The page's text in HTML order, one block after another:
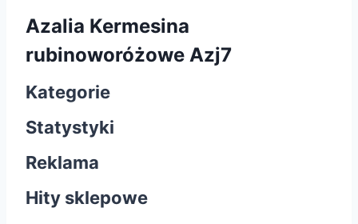
Azalia Kermesina
rubinoworóżowe Azj7
Kategorie
Statystyki
Reklama
Hity sklepowe